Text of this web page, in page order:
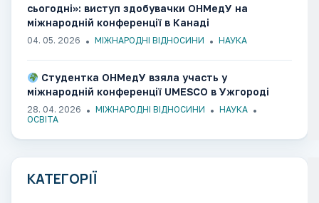
сьогодні»: виступ здобувачки ОНМедУ на
міжнародній конференції в Канаді
04. 05. 2026 МІЖНАРОДНІ ВІДНОСИНИ НАУКА
Студентка ОНМедУ взяла участь у
міжнародній конференції UMESCO в Ужгороді​​​​​​​​​​​​​​​​
28. 04. 2026 МІЖНАРОДНІ ВІДНОСИНИ
НАУКА
ОСВІТА
КАТЕГОРІЇ